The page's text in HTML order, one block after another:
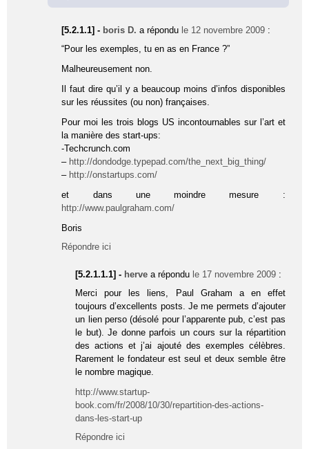
[5.2.1.1] - boris D. a répondu le 12 novembre 2009 :
“Pour les exemples, tu en as en France ?”
Malheureusement non.
Il faut dire qu’il y a beaucoup moins d’infos disponibles
sur les réussites (ou non) françaises.
Pour moi les trois blogs US incontournables sur l’art et
la manière des start-ups:
-Techcrunch.com
– http://dondodge.typepad.com/the_next_big_thing/
– http://onstartups.com/
et dans une moindre mesure :
http://www.paulgraham.com/
Boris
Répondre ici
[5.2.1.1.1] - herve a répondu le 17 novembre 2009 :
Merci pour les liens, Paul Graham a en effet
toujours d’excellents posts. Je me permets d’ajouter
un lien perso (désolé pour l’apparente pub, c’est pas
le but). Je donne parfois un cours sur la répartition
des actions et j’ai ajouté des exemples célèbres.
Rarement le fondateur est seul et deux semble être
le nombre magique.
http://www.startup-
book.com/fr/2008/10/30/repartition-des-actions-
dans-les-start-up
Répondre ici